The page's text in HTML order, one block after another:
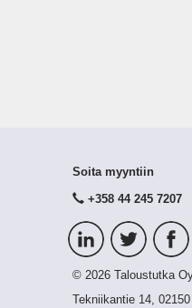
Soita myyntiin
+358 44 245 7207
© 2026 Taloustutka
Tekniikantie 14,